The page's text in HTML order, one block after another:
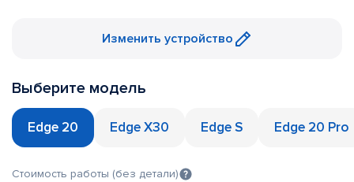
Изменить устройство
Выберите модель
Edge 20 Edge X30 Edge S Edge 20 Pro
Стоимость работы (без детали)